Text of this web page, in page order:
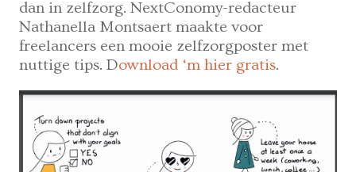
dan in zelfzorg. NextConomy-redacteur
Nathanella Montsaert maakte voor
freelancers een mooie zelfzorgposter met
nuttige tips. Download ‘m hier gratis.